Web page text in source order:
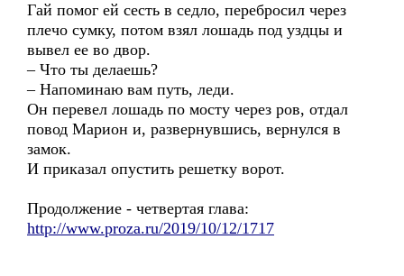
Гай помог ей сесть в седло, перебросил через
плечо сумку, потом взял лошадь под уздцы и
вывел ее во двор.
– Что ты делаешь?
– Напоминаю вам путь, леди.
Он перевел лошадь по мосту через ров, отдал
повод Марион и, развернувшись, вернулся в
замок.
И приказал опустить решетку ворот.
Продолжение - четвертая глава:
http://www.proza.ru/2019/10/12/1717